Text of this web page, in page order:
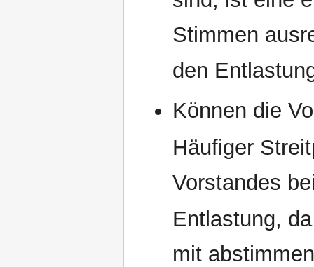
Stimmen
den
Können die
Häufiger
Vorstandes
Entlastung,
mit